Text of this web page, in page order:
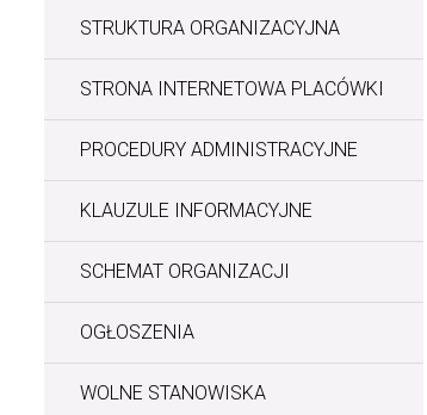
STRUKTURA ORGANIZACYJNA
STRONA INTERNETOWA PLACÓWKI
PROCEDURY ADMINISTRACYJNE
KLAUZULE INFORMACYJNE
SCHEMAT ORGANIZACJI
OGŁOSZENIA
WOLNE STANOWISKA